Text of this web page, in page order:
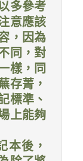
多參考
意應該
，因為
同，對
樣，同
存菁，
標準、
上能夠
本後，